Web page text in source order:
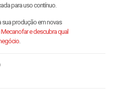
para uso contínuo.
produção em novas
e descubra qual